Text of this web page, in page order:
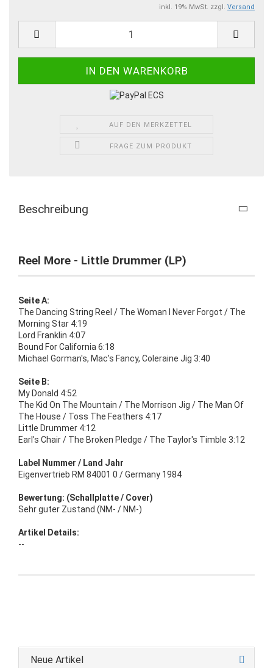
inkl. 19% MwSt. zzgl. Versand
AUF DEN MERKZETTEL
FRAGE ZUM PRODUKT
Beschreibung
Reel More - Little Drummer (LP)
Seite A:
The Dancing String Reel / The Woman I Never Forgot / The
Morning Star 4:19
Lord Franklin 4:07
Bound For California 6:18
Michael Gorman's, Mac's Fancy, Coleraine Jig 3:40
Seite B:
My Donald 4:52
The Kid On The Mountain / The Morrison Jig / The Man Of
The House / Toss The Feathers 4:17
Little Drummer 4:12
Earl's Chair / The Broken Pledge / The Taylor's Timble 3:12
Label Nummer / Land Jahr
Eigenvertrieb RM 84001 0 / Germany 1984
Bewertung: (Schallplatte / Cover)
Sehr guter Zustand (NM- / NM-)
Artikel Details:
--
Neue Artikel